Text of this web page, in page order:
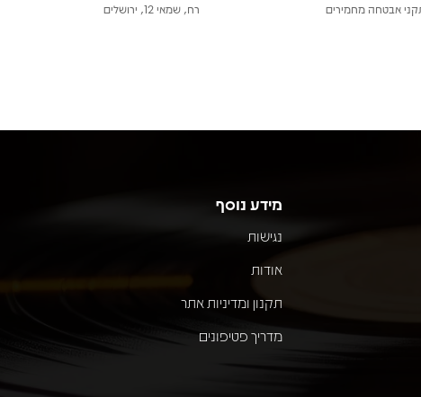
אבטחה מחמירים
רח, שמאי 12, ירושלים
מידע נוסף
נגישות
אודות
תקנון ומדיניות אתר
מדריך פטיפונים